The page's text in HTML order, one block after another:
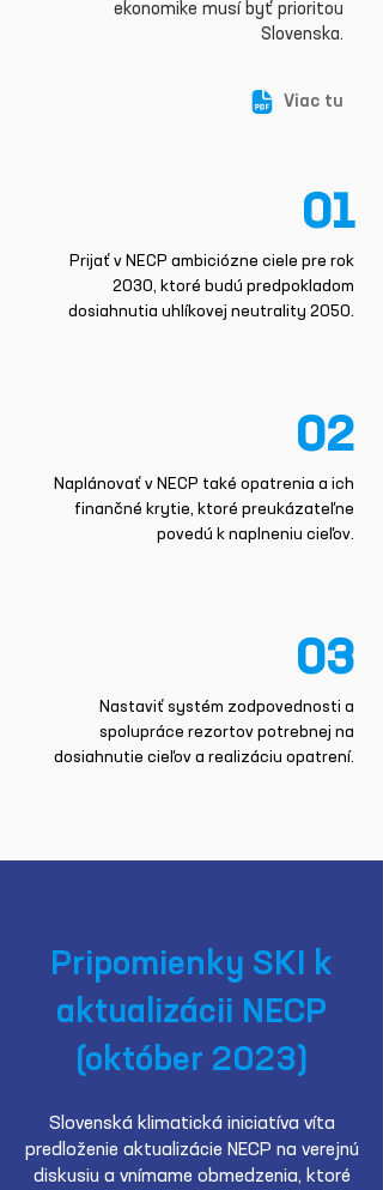
ekonomike musí byť prioritou
Slovenska.
Viac tu
01
Prijať v NECP ambiciózne ciele pre rok
2030, ktoré budú predpokladom
dosiahnutia uhlíkovej neutrality 2050.
02
Naplánovať v NECP také opatrenia a ich
finančné krytie, ktoré preukázateľne
povedú k naplneniu cieľov.
03
Nastaviť systém zodpovednosti a
spolupráce rezortov potrebnej na
dosiahnutie cieľov a realizáciu opatrení.
Pripomienky SKI k
aktualizácii NECP
(október 2023)
Slovenská klimatická iniciatíva víta
predloženie aktualizácie NECP na verejnú
diskusiu a vnímame obmedzenia, ktoré